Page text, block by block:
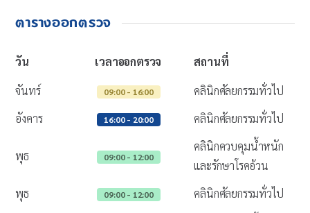
ตารางออกตรวจ
วัน เวลาออกตรวจ
สถานที่
จันทร์
09:00 - 16:00
คลินิกศัลยกรรมทั่วไป
อังคาร
16:00 - 20:00 คลินิกศัลยกรรมทั่วไป
พุธ 09:00 - 12:00
คลินิกควบคุมน้ำหนัก
และรักษาโรคอ้วน
พุธ
09:00 - 12:00 คลินิกศัลยกรรมทั่วไป